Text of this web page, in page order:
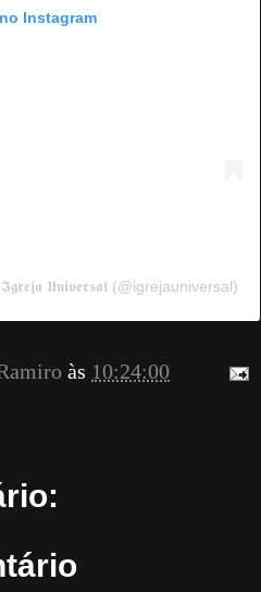
Instagram
𝖀𝖓𝖎𝖛𝖊𝖗𝖘𝖆𝖑 (@igrejauniversal)
às 10:24:00